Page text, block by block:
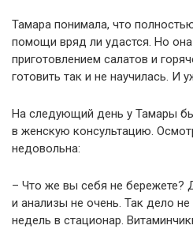
Тамара понимала, что
помощи вряд ли удастся. Но
приготовлением салатов и
готовить так и не научилась. И
На следующий день у Тамары
в женскую консультацию.
недовольна:
– Что же вы себя не бережете?
и анализы не очень. Так дело
недель в стационар.